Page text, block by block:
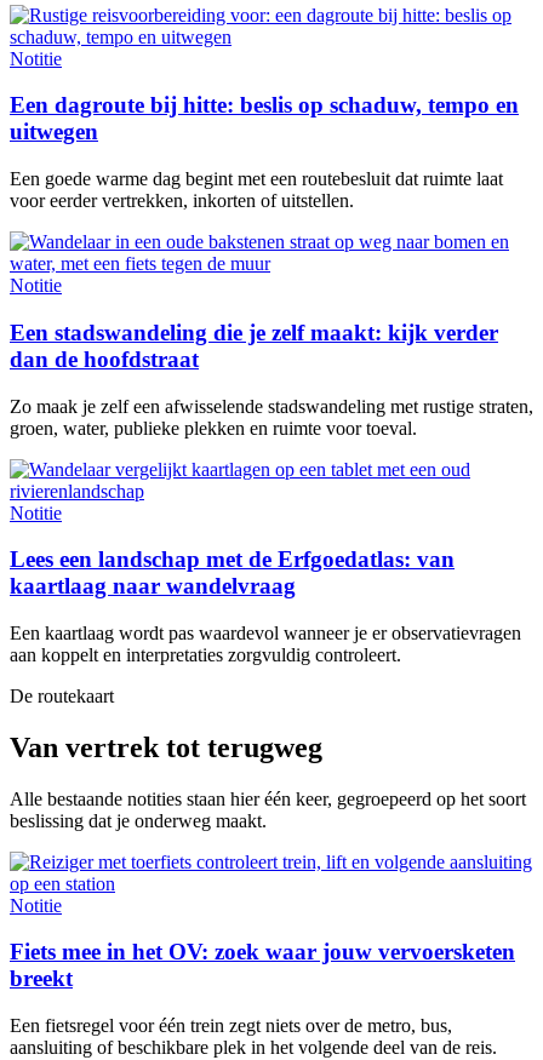
Notitie
Een dagroute bij hitte: beslis op schaduw, tempo en
uitwegen
Een goede warme dag begint met een routebesluit dat ruimte laat
voor eerder vertrekken, inkorten of uitstellen.
Notitie
Een stadswandeling die je zelf maakt: kijk verder
dan de hoofdstraat
Zo maak je zelf een afwisselende stadswandeling met rustige straten,
groen, water, publieke plekken en ruimte voor toeval.
Notitie
Lees een landschap met de Erfgoedatlas: van
kaartlaag naar wandelvraag
Een kaartlaag wordt pas waardevol wanneer je er observatievragen
aan koppelt en interpretaties zorgvuldig controleert.
De routekaart
Van vertrek tot terugweg
Alle bestaande notities staan hier één keer, gegroepeerd op het soort
beslissing dat je onderweg maakt.
Notitie
Fiets mee in het OV: zoek waar jouw vervoersketen
breekt
Een fietsregel voor één trein zegt niets over de metro, bus,
aansluiting of beschikbare plek in het volgende deel van de reis.